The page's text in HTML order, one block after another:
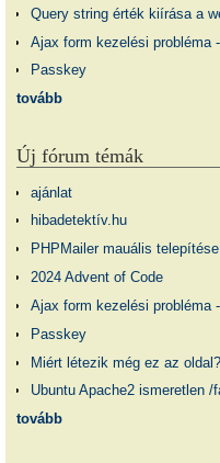
Query string érték kiírása a
Ajax form kezelési probléma
Passkey
tovább
Új fórum témák
ajánlat
hibadetektív.hu
PHPMailer mauális
2024 Advent of Code
Ajax form kezelési probléma
Passkey
Miért létezik még ez az oldal?
Ubuntu Apache2 ismeretlen /
tovább